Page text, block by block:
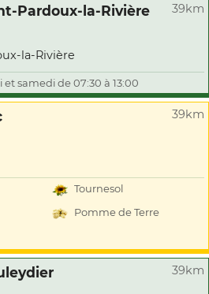
Pardoux-la-Rivière 39km
la-Rivière
et samedi de 07:30 à 13:00
39km
Tournesol
Pomme de Terre
39km